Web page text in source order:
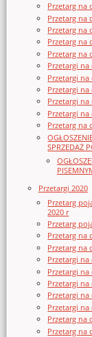
Przetarg na
Przetarg na
Przetarg na
Przetarg na
Przetarg na
Przetargi
Przetargi
Przetargi
Przetargi
Przetargi
Przetarg na
SPRZEDAŻ
Przetargi 2020
Przetarg
2020 r
Przetarg
Przetarg na
Przetarg na
Przetargi
Przetargi
Przetargi
Przetargi
Przetargi
Przetarg na
Przetarg na